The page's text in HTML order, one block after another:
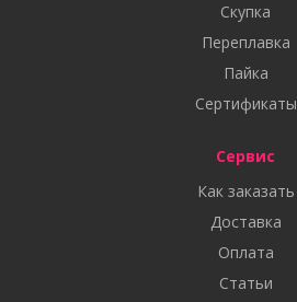
Скупка
Переплавка
Пайка
Сертификаты
Сервис
Как заказать
Доставка
Оплата
Статьи